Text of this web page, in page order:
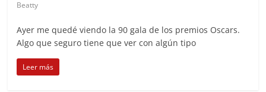
Beatty
Ayer me quedé viendo la 90 gala de los premios Oscars.
Algo que seguro tiene que ver con algún tipo
Leer más